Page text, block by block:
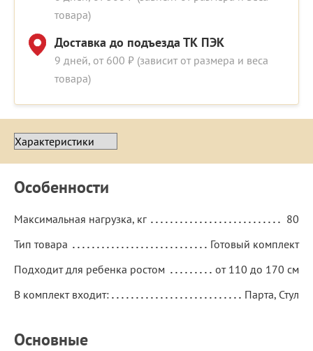
товара)
Доставка до подъезда ТК ПЭК
9 дней, от 600 ₽ (зависит от размера и веса
товара)
Особенности
Максимальная нагрузка, кг
80
Тип товара
Готовый комплект
Подходит для ребенка ростом
от 110 до 170 см
В комплект входит:
Парта, Стул
Основные